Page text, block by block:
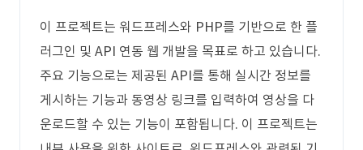
이 프로젝트는 워드프레스와 PHP를 기반으로 한 플
러그인 및 API 연동 웹 개발을 목표로 하고 있습니다.
주요 기능으로는 제공된 API를 통해 실시간 정보를
게시하는 기능과 동영상 링크를 입력하여 영상을 다
운로드할 수 있는 기능이 포함됩니다. 이 프로젝트는